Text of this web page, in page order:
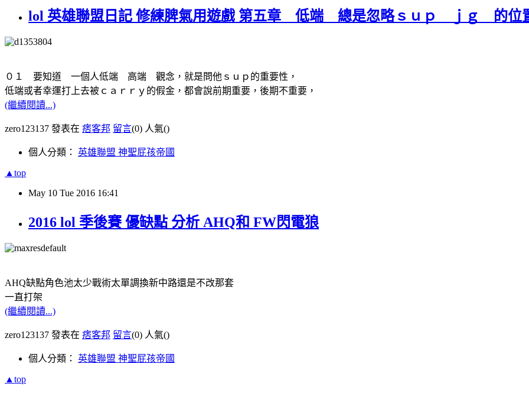
lol 英雄聯盟日記 修練脾氣用遊戲 第五章 低端 總是忽略ｓｕｐ ｊｇ 的
０１ 要知道 一個人低端 高端 觀念，就是問他ｓｕｐ的重要性，
低端或者幸運打上去被ｃａｒｒｙ的假金，都會說前期重要，後期不重要，
(繼續閱讀...)
zero123137 發表在 痞客邦 留言(0) 人氣()
個人分類： 英雄聯盟 神聖屁孩帝國
▲top
May 10 Tue 2016 16:41
2016 lol 季後賽 優缺點 分析 AHQ和 FW閃電狼
AHQ缺點角色池太少戰術太單調換新中路還是不改那套
一直打架
(繼續閱讀...)
zero123137 發表在 痞客邦 留言(0) 人氣()
個人分類： 英雄聯盟 神聖屁孩帝國
▲top